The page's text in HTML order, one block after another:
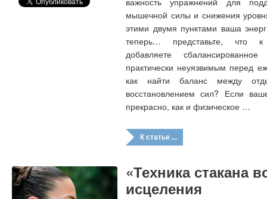
мышечной силы и снижения
этими двумя пунктами ваша
теперь… представьте, что
добавляете
практически неуязвимым перед
как найти баланс между
восстановлением сил? Если
прекрасно, как и физическое …
К статье ...
«Техника стакана
исцеления